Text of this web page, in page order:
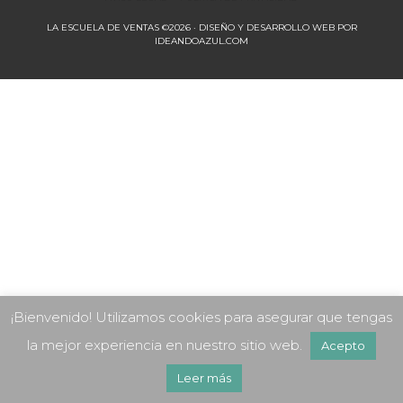
LA ESCUELA DE VENTAS ©2026 · DISEÑO Y DESARROLLO WEB POR
IDEANDOAZUL.COM
¡Bienvenido! Utilizamos cookies para asegurar que tengas
la mejor experiencia en nuestro sitio web.
Acepto
Leer más